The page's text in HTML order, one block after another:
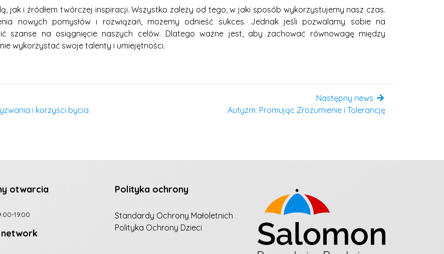
jak i źródłem twórczej inspiracji. Wszystko zależy od tego, w jaki sposób wykorzystujemy nasz czas.
nowych pomysłów i rozwiązań, możemy odnieść sukces. Jednak jeśli pozwalamy sobie na
szanse na osiągnięcie naszych celów. Dlatego ważne jest, aby zachować równowagę między
wykorzystać swoje talenty i umiejętności.
i korzyści bycia
Następny news
Autyzm: Promując Zrozumienie i Tolerancję
otwarcia
19.00
Polityka ochrony
Standardy Ochrony Małoletnich
Polityka Ochrony Dzieci